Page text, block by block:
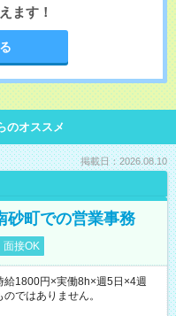
ます！
のオススメ
掲載日：2026.08.10
砂町での営業事務
面接OK
1800円×実働8h×週5日×4週
ではありません。